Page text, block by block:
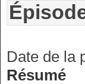
Date de la
Résumé